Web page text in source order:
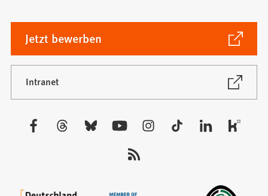
Jetzt bewerben
(Öffnet
in
einem
neuen
Tab)
Intranet
(Öffnet
neuen
Besuchen